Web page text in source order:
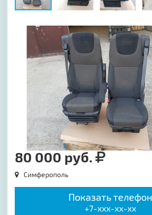
80 000 руб.
Симферополь
Показать телефон
+7-xxx-xx-xx